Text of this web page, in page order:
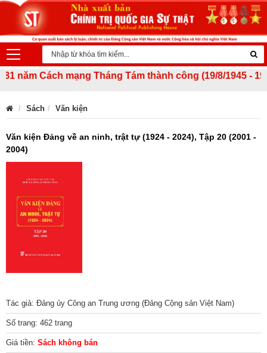
Cách mạng Tháng Tám thành công (19/8/1945 - 19/
Sách Văn kiện
Văn kiện Đảng về an ninh, trật tự (1924 - 2024), Tập 20 (2001 -
2004)
Tác giả: Đảng ủy Công an Trung ương (Đảng Cộng sản Việt Nam)
Số trang: 462 trang
Giá tiền: Sách không bán